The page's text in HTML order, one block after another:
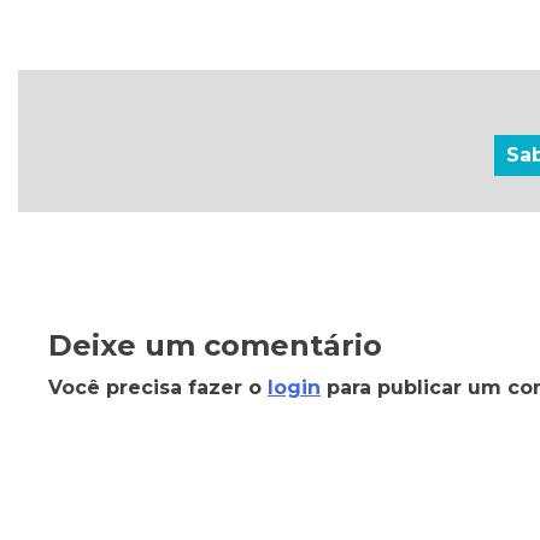
Deixe um comentário
Você precisa fazer o login para publicar um